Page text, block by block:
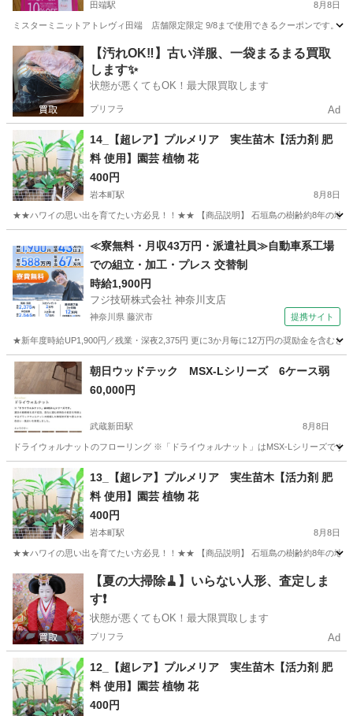
田端駅 8月8日
ミスターミニットアトレヴィ田端 店舗限定限定 9/8まで使用できるクーポンです。
東京 北区 田端駅 その他
【汚れOK‼️】古い洋服、一袋まるまる買取
します✨
状態が悪くてもOK！最大限買取します
プリフラ Ad
14_【超レア】プルメリア 実生苗木【活力剤 肥
料 使用】園芸 植物 花
400円
岩本町駅 8月8日
★★ハワイの思い出を育てたい方必見！！★★ 【商品説明】 石垣島の樹齢約8年の地植
岩本町駅 その他 プルメリア
≪寮無料・月収43万円・派遣社員≫自動車系工場
での組立・加工・プレス 交替制
時給1,900円
フジ技研株式会社 神奈川支店
神奈川県 藤沢市 提携サイト
★新年度時給UP1,900円／残業・深夜2,375円 更に3か月毎に12万円の奨励金を含む
神奈川 藤沢市 その他
朝日ウッドテック MSX-Lシリーズ 6ケース弱
60,000円
武蔵新田駅 8月8日
ドライウォルナットのフローリング ※「ドライウォルナット」はMSX-Lシリーズで
大田区 武蔵新田駅 その他
13_【超レア】プルメリア 実生苗木【活力剤 肥
料 使用】園芸 植物 花
400円
岩本町駅 8月8日
★★ハワイの思い出を育てたい方必見！！★★ 【商品説明】 石垣島の樹齢約8年の地植
東京 千代田区 岩本町駅 その他 プルメリア
【夏の大掃除🧹】いらない人形、査定しま
す❗️
状態が悪くてもOK！最大限買取します
プリフラ Ad
12_【超レア】プルメリア 実生苗木【活力剤 肥
料 使用】園芸 植物 花
400円